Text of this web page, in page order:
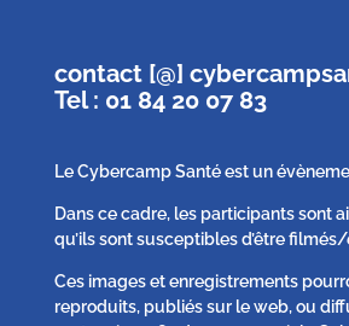
contact [@]
Tel : 01 84 20 07 83
Le Cybercamp Santé est un
Dans ce cadre, les participants sont
qu’ils sont susceptibles d’être
Ces images et enregistrements
reproduits, publiés sur le web, ou